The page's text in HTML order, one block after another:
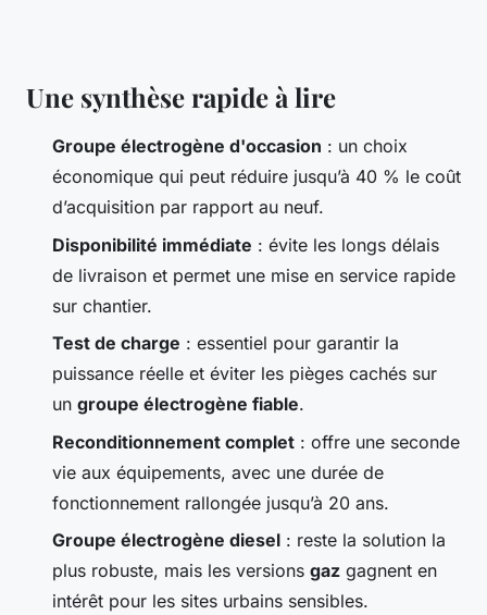
Une synthèse rapide à lire
Groupe électrogène d'occasion : un choix
économique qui peut réduire jusqu’à 40 % le coût
d’acquisition par rapport au neuf.
Disponibilité immédiate : évite les longs délais
de livraison et permet une mise en service rapide
sur chantier.
Test de charge : essentiel pour garantir la
puissance réelle et éviter les pièges cachés sur
un groupe électrogène fiable.
Reconditionnement complet : offre une seconde
vie aux équipements, avec une durée de
fonctionnement rallongée jusqu’à 20 ans.
Groupe électrogène diesel : reste la solution la
plus robuste, mais les versions gaz gagnent en
intérêt pour les sites urbains sensibles.